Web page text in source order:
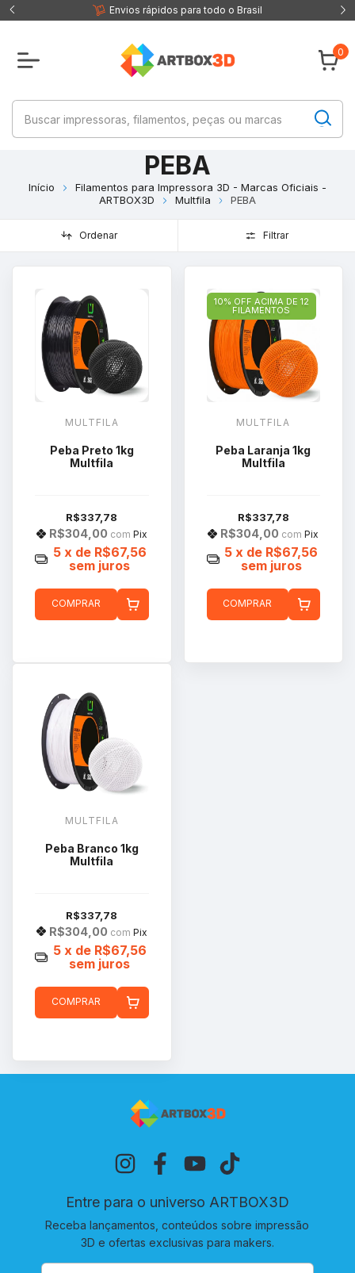
Envios rápidos para todo o Brasil
0
PEBA
Início
Filamentos para Impressora 3D - Marcas Oficiais -
ARTBOX3D
Multfila PEBA
Ordenar Filtrar
MULTFILA
Peba Preto 1kg
Multfila
R$337,78
R$304,00 com Pix
5 x de R$67,56
sem juros
COMPRAR
10% OFF ACIMA DE 12
FILAMENTOS
MULTFILA
Peba Laranja 1kg
Multfila
R$337,78
R$304,00 com Pix
5 x de R$67,56
sem juros
COMPRAR
MULTFILA
Peba Branco 1kg
Multfila
R$337,78
R$304,00 com Pix
5 x de R$67,56
sem juros
COMPRAR
Entre para o universo ARTBOX3D
Receba lançamentos, conteúdos sobre impressão
3D e ofertas exclusivas para makers.